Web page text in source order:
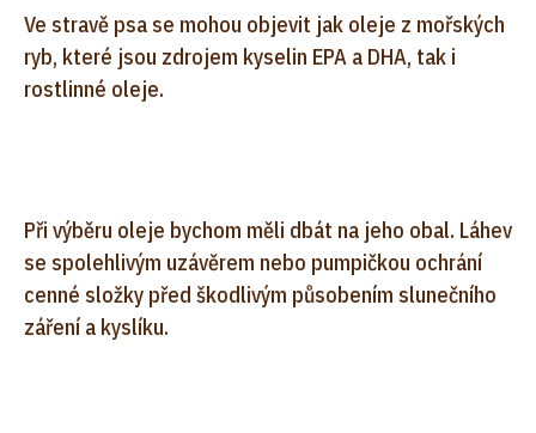
Ve stravě psa se mohou objevit jak oleje z mořských
ryb, které jsou zdrojem kyselin EPA a DHA, tak i
rostlinné oleje.
Při výběru oleje bychom měli dbát na jeho obal. Láhev
se spolehlivým uzávěrem nebo pumpičkou ochrání
cenné složky před škodlivým působením slunečního
záření a kyslíku.